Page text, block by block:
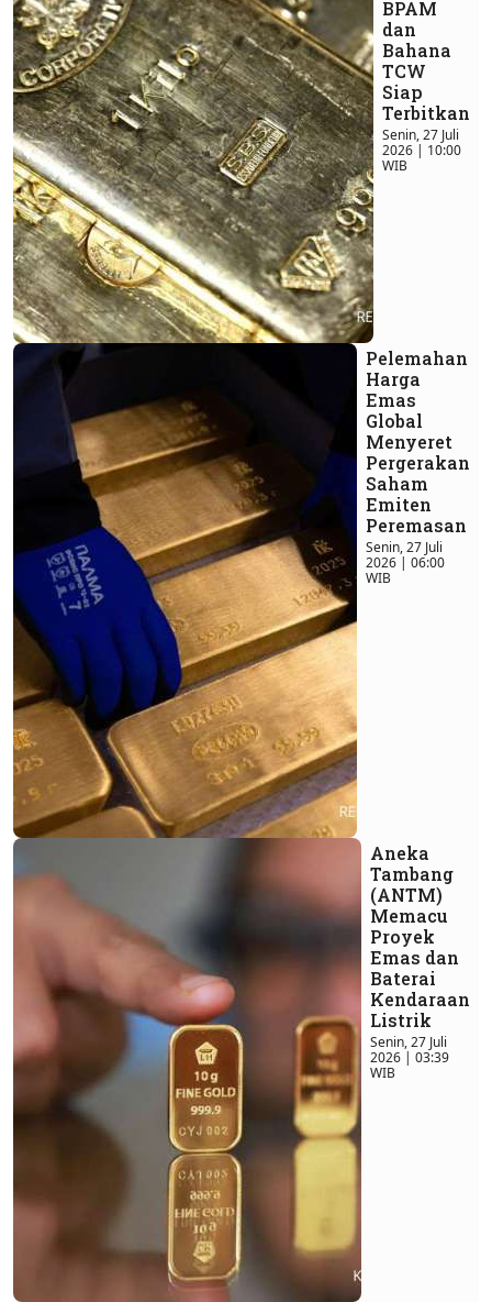
BPAM
dan
Bahana
TCW
Siap
Terbitkan
Senin, 27 Juli
2026 | 10:00
WIB
Pelemahan
Harga
Emas
Global
Menyeret
Pergerakan
Saham
Emiten
Peremasan
Senin, 27 Juli
2026 | 06:00
WIB
Aneka
Tambang
(ANTM)
Memacu
Proyek
Emas dan
Baterai
Kendaraan
Listrik
Senin, 27 Juli
2026 | 03:39
WIB